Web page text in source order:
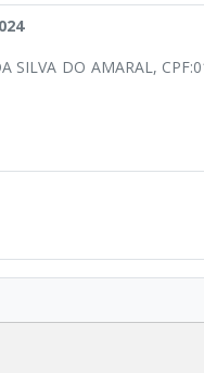
SILVA DO AMARAL,